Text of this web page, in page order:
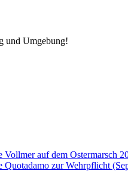
und Umgebung!
Vollmer auf dem Ostermarsch
Quotadamo zur Wehrpflicht